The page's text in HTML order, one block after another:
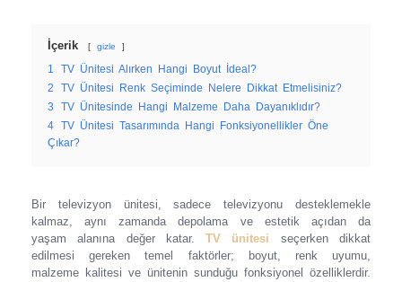
İçerik gizle
1
TV Ünitesi Alırken Hangi Boyut İdeal?
2
TV Ünitesi Renk Seçiminde Nelere Dikkat Etmelisiniz?
3
TV Ünitesinde Hangi Malzeme Daha Dayanıklıdır?
4
TV Ünitesi Tasarımında Hangi Fonksiyonellikler Öne
Çıkar?
Bir televizyon ünitesi, sadece televizyonu desteklemekle
kalmaz, aynı zamanda depolama ve estetik açıdan da
yaşam alanına değer katar.TV ünitesi seçerken dikkat
edilmesi gereken temel faktörler; boyut, renk uyumu,
malzeme kalitesi ve ünitenin sunduğu fonksiyonel özelliklerdir.